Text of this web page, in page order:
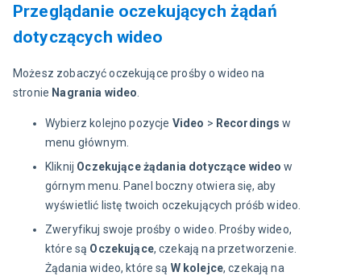
Przeglądanie oczekujących żądań
dotyczących wideo
Możesz zobaczyć oczekujące prośby o wideo na
stronie Nagrania wideo
Wybierz kolejno pozycje Video > Recordings w
menu głównym.
Kliknij Oczekujące żądania dotyczące wideo w
górnym menu. Panel boczny otwiera się, aby
wyświetlić listę twoich oczekujących próśb wideo.
Zweryfikuj swoje prośby o wideo. Prośby wideo,
które są Oczekujące, czekają na przetworzenie.
Żądania wideo, które są W kolejce, czekają na